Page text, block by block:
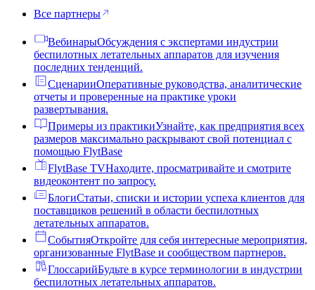
Все партнеры
ВебинарыОбсуждения с экспертами индустрии
беспилотных летательных аппаратов для изучения
последних тенденций.
СценарииОперативные руководства, аналитические
отчеты и проверенные на практике уроки
развертывания.
Примеры из практикиУзнайте, как предприятия всех
размеров максимально раскрывают свой потенциал с
помощью FlytBase
FlytBase TVНаходите, просматривайте и смотрите
видеоконтент по запросу.
БлогиСтатьи, списки и истории успеха клиентов для
поставщиков решений в области беспилотных
летательных аппаратов.
СобытияОткройте для себя интересные мероприятия,
организованные FlytBase и сообществом партнеров.
ГлоссарийБудьте в курсе терминологии в индустрии
беспилотных летательных аппаратов.